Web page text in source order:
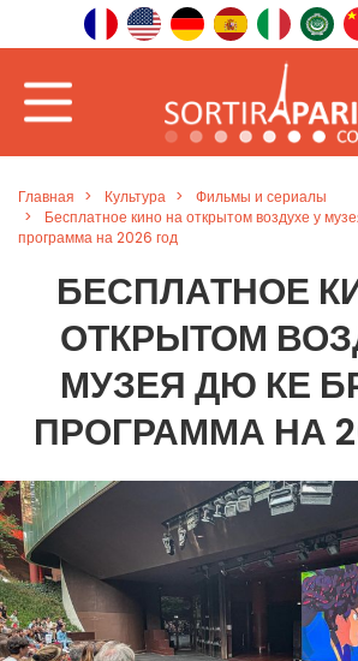
Главная Культура
Фильмы и сериалы
Бесплатное кино на открытом воздухе у
программа на 2026 год
БЕСПЛАТНОЕ
ОТКРЫТОМ
МУЗЕЯ ДЮ КЕ
ПРОГРАММА НА